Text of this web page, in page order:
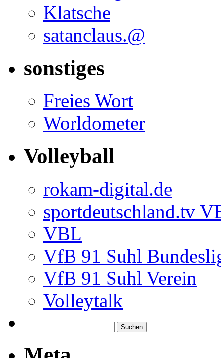
Klatsche
satanclaus.@
sonstiges
Freies Wort
Worldometer
Volleyball
rokam-digital.de
sportdeutschland.tv
VBL
VfB 91 Suhl
VfB 91 Suhl Verein
Volleytalk